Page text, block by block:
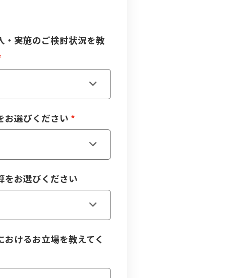
・実施のご検討状況を教
お選びください
をお選びください
おけるお立場を教えてく